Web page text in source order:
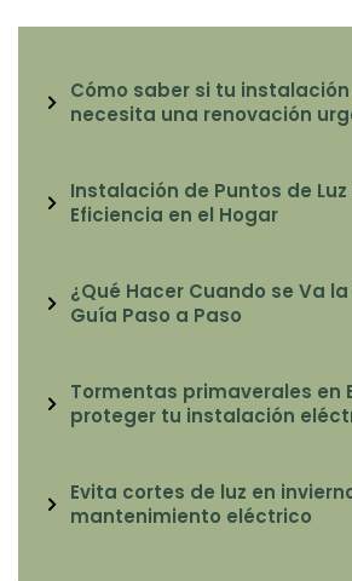
Cómo saber si tu
necesita una renovación
Instalación de Puntos de Luz
Eficiencia en el Hogar
¿Qué Hacer Cuando se Va la
Guía Paso a Paso
Tormentas primaverales en
proteger tu instalación
Evita cortes de luz en
mantenimiento eléctrico